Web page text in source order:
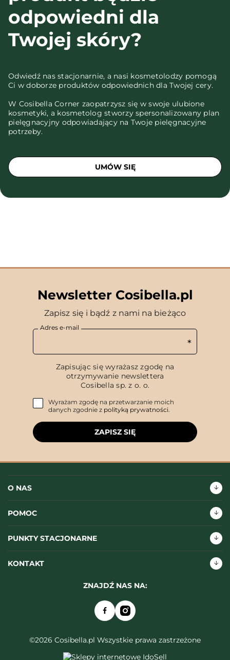
odpowiedni dla
Twojej skóry?
Odwiedź nas stacjonarnie, a nasi kosmetolodzy pomogą
Ci w doborze produktów odpowiednich dla Twojej cery.
W Cosibella Corner zaopatrzysz się w swoje ulubione
kosmetyki, a kosmetolog stworzy spersonalizowany plan
pielęgnacyjny odpowiadający na Twoje pielęgnacyjne
potrzeby.
UMÓW SIĘ
Newsletter Cosibella.pl
Zapisz się i bądź z nami na bieżąco
Adres e-mail
Zapisując się wyrażasz zgodę na
otrzymywanie newslettera
Cosibella sp. z o. o.
Wyrażam zgodę na przetwarzanie moich
danych zgodnie z polityką prywatności.
ZAPISZ SIĘ
O NAS
POMOC
PUNKTY STACJONARNE
KONTAKT
ZNAJDŹ NAS NA:
©2026 Cosibella.pl Wszystkie prawa zastrzeżone